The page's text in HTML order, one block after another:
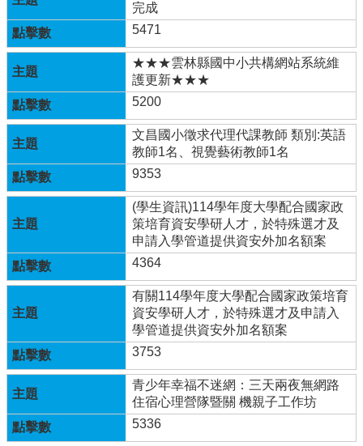
科
技
中
校
園
動
態
認
識
校
行
政
處
室
生
各
項
規
範
辦
完成
5471
★★★雲林縣國中小共構網站系統維
護更新★★★
5200
文昌國小徵求代理代課教師 類別:英語
教師1名、視覺藝術教師1名
9353
(學生資訊)114學年度大學配合國家政
策培育資安學研人才，於特殊選才及
申請入學管道提供資安外加名額案
4364
有關114學年度大學配合國家政策培育
資安學研人才，於特殊選才及申請入
學管道提供資安外加名額案
3753
青少年幸福不迷網：三天兩夜無網路
住宿心理營隊暨關 機親子工作坊
5336